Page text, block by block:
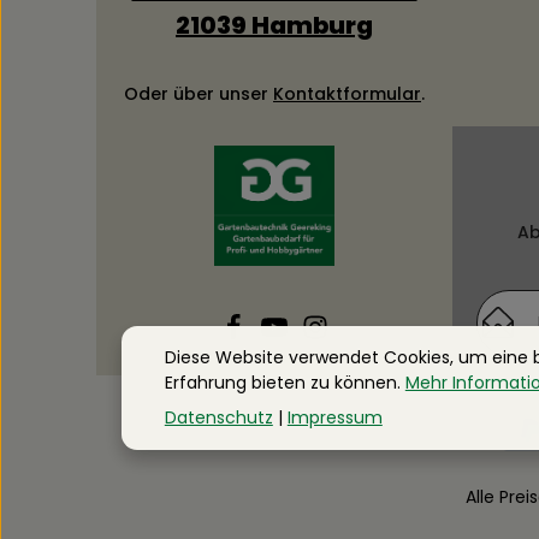
21039 Hamburg
Oder über unser Kontaktformular.
Die
Alle
Diese Website verwendet Cookies, um eine
Erfahrung bieten zu können. Mehr
Datenschutz | Impressum